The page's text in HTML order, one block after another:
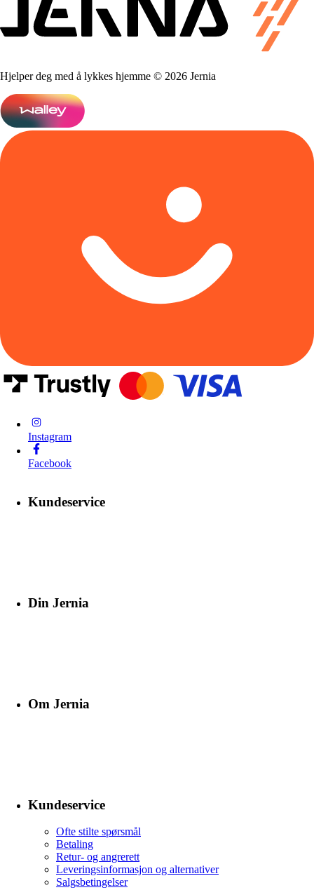
Hjelper deg med å lykkes hjemme © 2026 Jernia
Instagram
Facebook
Kundeservice
Din Jernia
Om Jernia
Kundeservice
Ofte stilte spørsmål
Betaling
Retur- og angrerett
Leveringsinformasjon og alternativer
Salgsbetingelser